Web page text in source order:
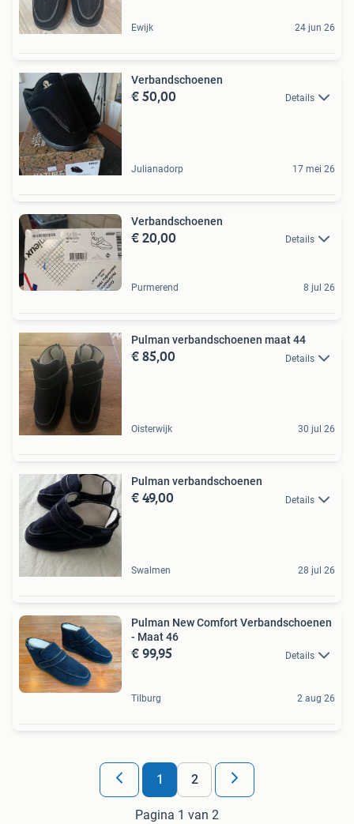
Ewijk 24 jun 26
Verbandschoenen
€ 50,00 Details
Julianadorp 17 mei 26
Verbandschoenen
€ 20,00 Details
Purmerend 8 jul 26
Pulman verbandschoenen maat 44
€ 85,00 Details
Oisterwijk 30 jul 26
Pulman verbandschoenen
€ 49,00 Details
Swalmen 28 jul 26
Pulman New Comfort Verbandschoenen
- Maat 46
€ 99,95 Details
Tilburg 2 aug 26
1 2
Pagina 1 van 2